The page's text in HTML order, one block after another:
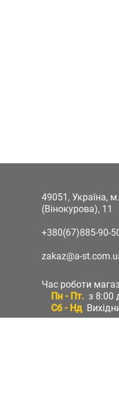
49051, Україна,
(Вінокурова), 11
+380(67)885-90-
zakaz@a-
Час роботи
Пн - Пт. з 8:00
Сб - Нд